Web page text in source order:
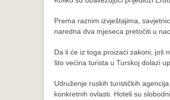
Prema raznim izvještajima,
naredna dva mjeseca pretočiti u
Da li će iz toga proizaći zakoni, još
što većina turista u Turskoj dolazi
Udruženje ruskih turističkih
konkretnih ovlasti. Hoteli su